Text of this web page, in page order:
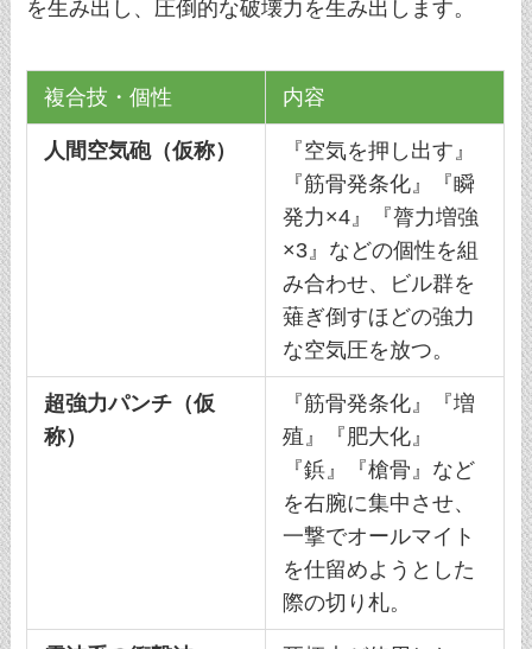
を生み出し、圧倒的な破壊力を生み出します。
複合技・個性 内容
人間空気砲（仮称）
『空気を押し出す』
『筋骨発条化』『瞬
発力×4』『膂力増強
×3』などの個性を組
み合わせ、ビル群を
薙ぎ倒すほどの強力
な空気圧を放つ。
超強力パンチ（仮
称）
『筋骨発条化』『増
殖』『肥大化』
『鋲』『槍骨』など
を右腕に集中させ、
一撃でオールマイト
を仕留めようとした
際の切り札。